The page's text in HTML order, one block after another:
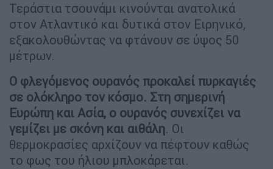
Τεράστια τσουνάμι κινούνται ανατολικά
στον Ατλαντικό και δυτικά στον Ειρηνικό,
εξακολουθώντας να φτάνουν σε ύψος 50
μέτρων.
Ο φλεγόμενος ουρανός προκαλεί πυρκαγιές
σε ολόκληρο τον κόσμο. Στη σημερινή
Ευρώπη και Ασία, ο ουρανός συνεχίζει να
γεμίζει με σκόνη και αιθάλη. Οι
θερμοκρασίες αρχίζουν να πέφτουν καθώς
το φως του ήλιου μπλοκάρεται.